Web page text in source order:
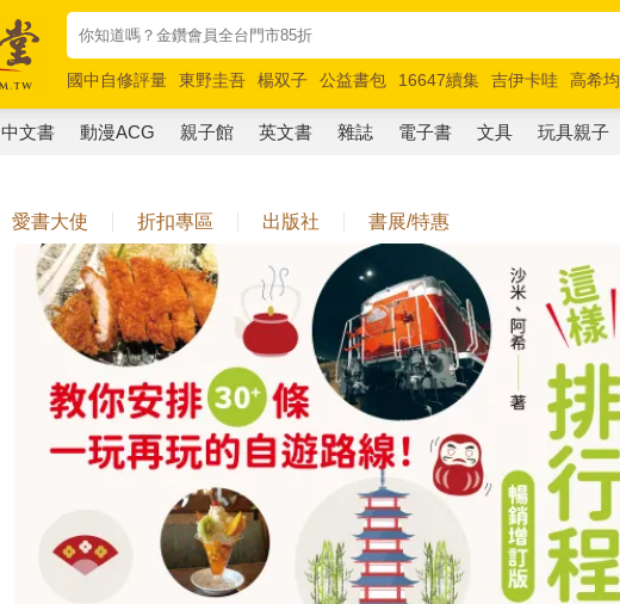
國中自修評量 東野圭吾 楊双子 公益書包 16647續集 吉伊卡哇 高希均
唯紅花綻放
奧德賽 路邊攤新作 馬斯克 玩具總動員5 超慢跑
中文書 動漫ACG 親子館 英文書 雜誌 電子書 文具 玩具親子
愛書大使 折扣專區 出版社 書展/特惠